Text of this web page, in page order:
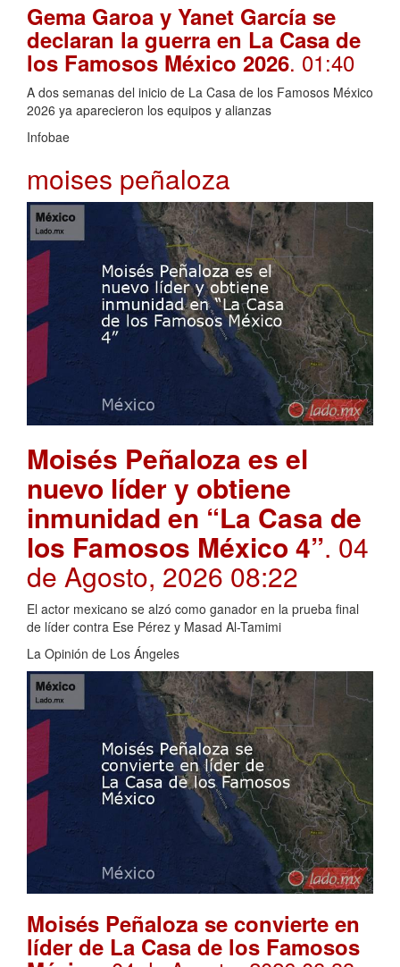
Gema Garoa y Yanet García se
declaran la guerra en La Casa de
los Famosos México 2026. 01:40
A dos semanas del inicio de La Casa de los Famosos México
2026 ya aparecieron los equipos y alianzas
Infobae
moises peñaloza
Moisés Peñaloza es el
nuevo líder y obtiene
inmunidad en “La Casa de
los Famosos México 4”. 04
de Agosto, 2026 08:22
El actor mexicano se alzó como ganador en la prueba final
de líder contra Ese Pérez y Masad Al-Tamimi
La Opinión de Los Ángeles
Moisés Peñaloza se convierte en
líder de La Casa de los Famosos